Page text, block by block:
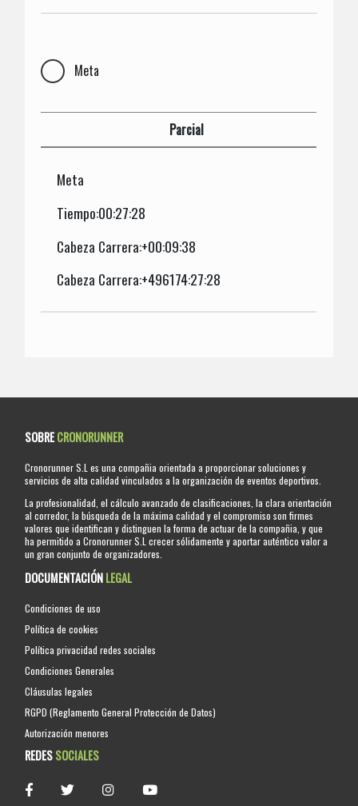
Meta
Parcial
Meta
Tiempo:00:27:28
Cabeza Carrera:+00:09:38
Cabeza Carrera:+496174:27:28
SOBRECRONORUNNER
Cronorunner S.L es una compañia orientada a proporcionar soluciones y
servicios de alta calidad vinculados a la organización de eventos deportivos.
La profesionalidad, el cálculo avanzado de clasificaciones, la clara orientación
al corredor, la búsqueda de la máxima calidad y el compromiso son firmes
valores que identifican y distinguen la forma de actuar de la compañia, y que
ha permitido a Cronorunner S.L crecer sólidamente y aportar auténtico valor a
un gran conjunto de organizadores.
DOCUMENTACIÓNLEGAL
Condiciones de uso
Política de cookies
Política privacidad redes sociales
Condiciones Generales
Cláusulas legales
RGPD (Reglamento General Protección de Datos)
Autorización menores
REDESSOCIALES